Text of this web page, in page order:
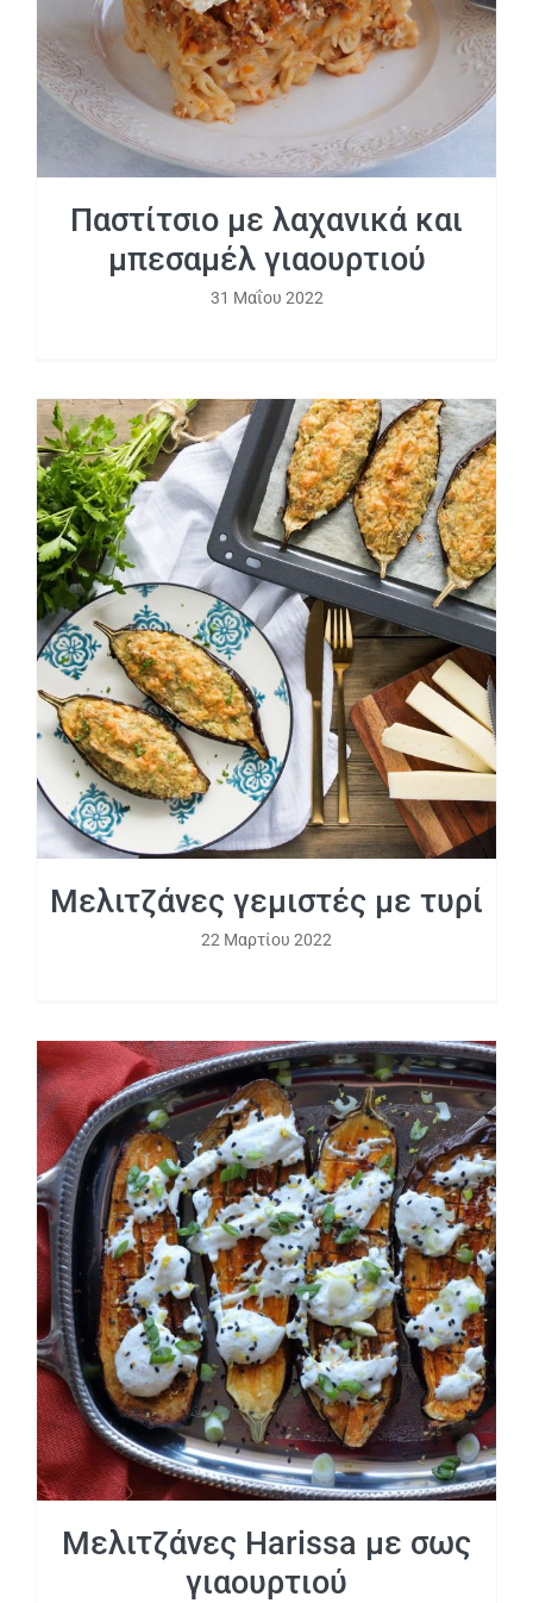
Παστίτσιο με λαχανικά και
μπεσαμέλ γιαουρτιού
31 Μαΐου 2022
Μελιτζάνες γεμιστές με τυρί
Μελιτζάνες γεμιστές με τυρί
22 Μαρτίου 2022
Μελιτζάνες Harissa με σως γιαουρτιού
Μελιτζάνες Harissa με σως
γιαουρτιού